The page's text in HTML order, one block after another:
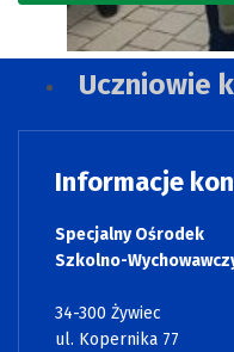
Uczniowie
Informacje
Specjalny Ośrodek
Szkolno-
34-300 Żywiec
ul. Kopernika 77